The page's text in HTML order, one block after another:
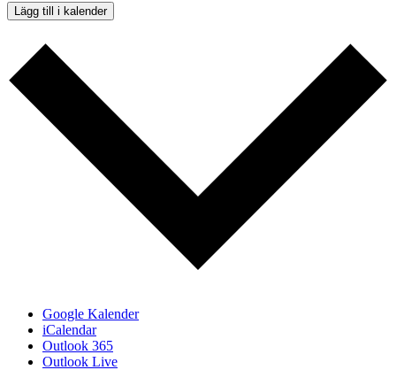
Lägg till i kalender
Google Kalender
iCalendar
Outlook 365
Outlook Live